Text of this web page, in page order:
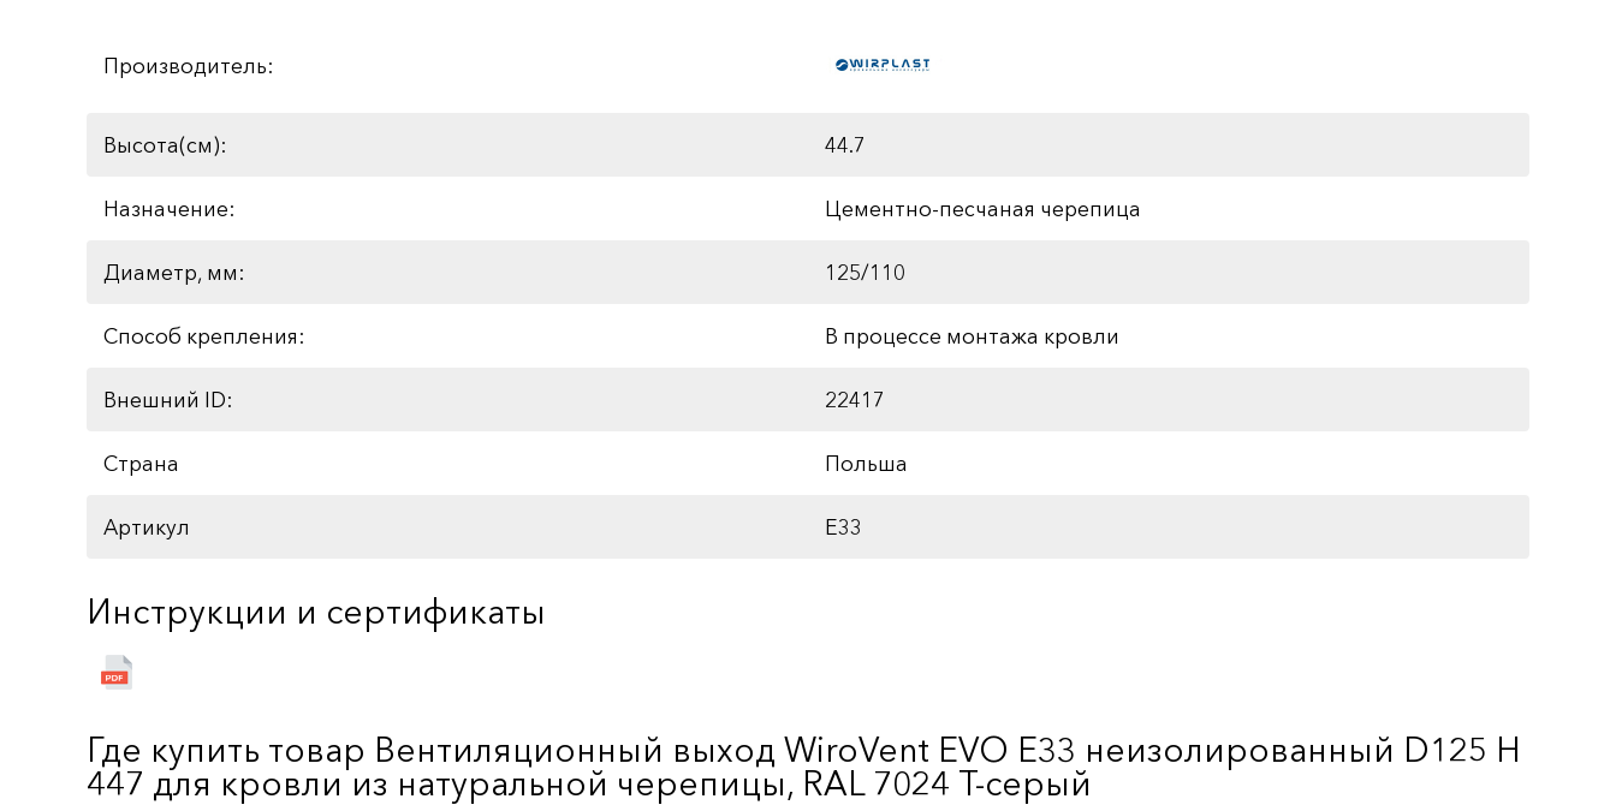
Производитель:
Высота(см): 44.7
Назначение: Цементно-песчаная черепица
Диаметр, мм: 125/110
Способ крепления: В процессе монтажа кровли
Внешний ID: 22417
Страна Польша
Артикул E33
Инструкции и сертификаты
Где купить товар Вентиляционный выход WiroVent EVO E33 неизолированный D125 Н
447 для кровли из натуральной черепицы, RAL 7024 Т-серый